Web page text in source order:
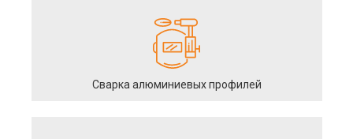
Сварка алюминиевых профилей